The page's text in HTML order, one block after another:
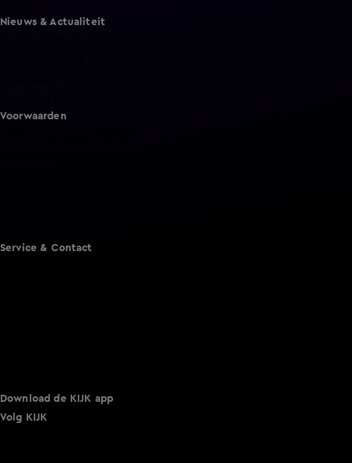
Nieuws & Actualiteit
Voorwaarden
Service & Contact
Download de KIJK app
Volg KIJK